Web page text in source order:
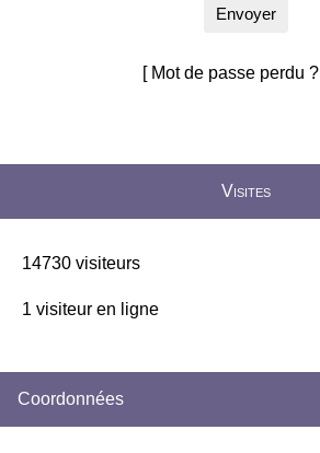
Envoyer
[ Mot de passe perdu ?
Visites
14730 visiteurs
1 visiteur en ligne
Coordonnées